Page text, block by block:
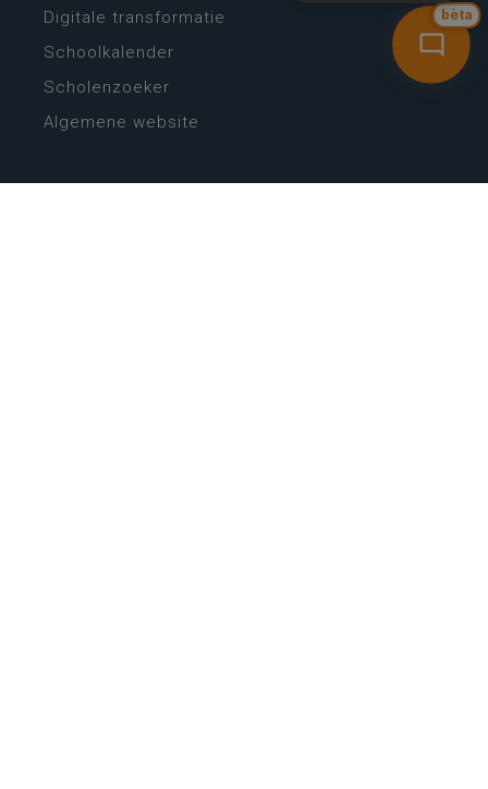
bèta
Digitale transformatie
Schoolkalender
Scholenzoeker
Algemene website